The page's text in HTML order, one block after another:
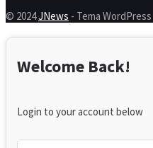
© 2024JNews - Tema WordPress
Welcome Back!
Login to your account below